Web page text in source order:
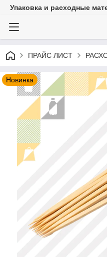
Упаковка и расходные
ПРАЙС ЛИСТ
Новинка